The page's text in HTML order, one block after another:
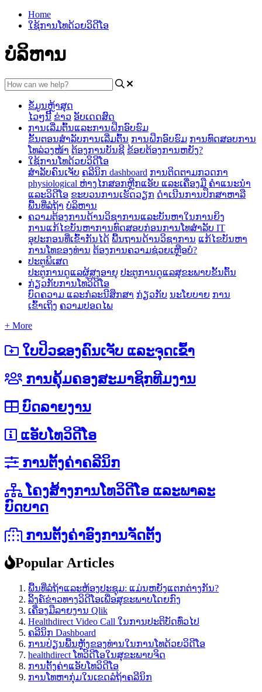
Home
ໃຊ້ການໂທດ້ວຍວິດີໂອ
ບໍລິຫານ
ຂໍ້ມູນຫຼ້າສຸດ
ໄວໆນີ້ ຂ່າວ ອັບເດດສົດ
ການເລີ່ມຕົ້ນແລະການຝຶກອົບຮົມ
ຂັ້ນຕອນສໍາລັບການເລີ່ມຕົ້ນ ການຝຶກອົບຮົມ ການທົດສອບການ
ໂທລ່ວງໜ້າ ຕ້ອງການບັນຊີ ຂ້ອຍຕ້ອງການຫຍັງ?
ໃຊ້ການໂທດ້ວຍວິດີໂອ
ສໍາລັບຄົນເຈັບ ຄລີນິກ dashboard ການ​ຕິດ​ຕາມ​ກວດ​ກາ
physiological ຫ່າງ​ໄກ​ສອກ​ຫຼີກ​ແອັບ ແລະເຄື່ອງມື ຄຳແນະນຳ
ແລະວິດີໂອ ຂະບວນການເຮັດວຽກ ດໍາເນີນການປຶກສາຫາລື
ພື້ນທີ່ລໍຖ້າ ບໍລິຫານ
ຄວາມຕ້ອງການດ້ານວິຊາການແລະບັນຫາໃນການຍິງ
ການ​ແກ້​ໄຂ​ບັນ​ຫາ​ການ​ທົດ​ສອບ​ກ່ອນ​ການ​ໂທ​ສໍາລັບ IT
ອຸປະກອນທີ່ເຂົ້າກັນໄດ້ ພື້ນຖານດ້ານວິຊາການ ແກ້ໄຂບັນຫາ
ການໂທຂອງທ່ານ ຕ້ອງການຄວາມຊ່ວຍເຫຼືອບໍ?
ປະຕູພິເສດ
ປະຕູການດູແລຜູ້ສູງອາຍຸ ປະຕູການດູແລສຸຂະພາບຂັ້ນຕົ້ນ
ກ່ຽວກັບການໂທວິດີໂອ
ບົດຄວາມ ແລະກໍລະນີສຶກສາ ກ່ຽວກັບ ນະໂຍບາຍ ການ
ເຂົ້າເຖິງ ຄວາມປອດໄພ
+ More
ໃບປິວຂອງຄົນເຈັບ ແລະຈຸດເຂົ້າ
ການຄຸ້ມຄອງສະມາຊິກທີມງານ
ບົດລາຍງານ
ແອັບໂທວິດີໂອ
ການຕັ້ງຄ່າຄລີນິກ
ໂຄງສ້າງການໂທວິດີໂອ ແລະພາລະ
ບົດບາດ
ການຕັ້ງຄ່າອົງການຈັດຕັ້ງ
Popular Articles
ພື້ນທີ່ລໍຖ້າແລະຫ້ອງປະຊຸມ: ແມ່ນຫຍັງແຕກຕ່າງກັນ?
ລິ້ງຄ໌ຂ່າວທາງວິດີໂອເພື່ອສຸຂະພາບໂດຍກົງ
ເຄື່ອງມືລາຍງານ Qlik
Healthdirect Video Call ໃນການປະຕິບັດທົ່ວໄປ
ຄລີນິກ Dashboard
ການປ່ຽນພື້ນຫຼັງຂອງທ່ານໃນການໂທດ້ວຍວິດີໂອ
healthdirect ໂທວິດີໂອໃນສຸຂະພາບຈິດ
ການຕັ້ງຄ່າແອັບໂທວິດີໂອ
ການໂທຫາກຸ່ມໃນເຂດລໍຖ້າຄລີນິກ